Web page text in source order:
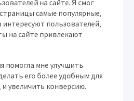
на сайте. Я смог
самые популярные‚
пользователей‚
на сайте привлекают
помогла мне улучшить
его более удобным для
и увеличить конверсию.